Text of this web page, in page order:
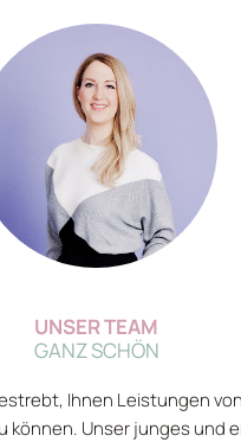
UNSER TEAM
GANZ SCHÖN
Ihnen Leistungen
können. Unser junges und